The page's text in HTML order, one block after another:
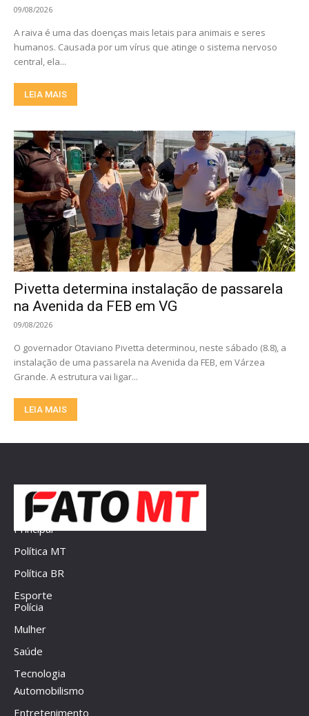
09/08/2026
A raiva é uma das doenças mais letais para animais e seres
humanos. Causada por um vírus que atinge o sistema nervoso
central, ela...
LEIA MAIS
Pivetta determina instalação de passarela
na Avenida da FEB em VG
09/08/2026
O governador Otaviano Pivetta determinou, neste sábado (8.8), a
instalação de uma passarela na Avenida da FEB, em Várzea
Grande. A estrutura vai ligar...
LEIA MAIS
Principal
Política MT
Política BR
Esporte
Polícia
Mulher
Saúde
Tecnologia
Automobilismo
Entretenimento